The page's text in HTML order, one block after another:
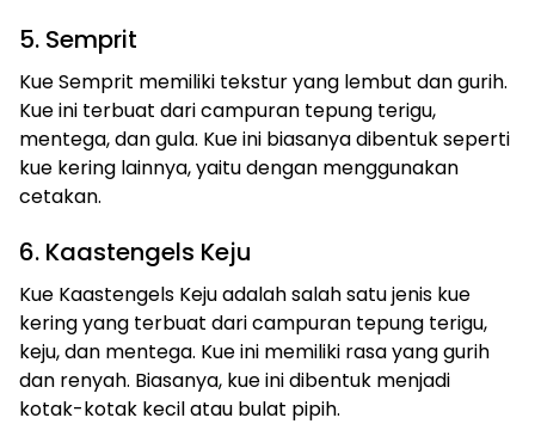
5. Semprit
Kue Semprit memiliki tekstur yang lembut dan gurih.
Kue ini terbuat dari campuran tepung terigu,
mentega, dan gula. Kue ini biasanya dibentuk seperti
kue kering lainnya, yaitu dengan menggunakan
cetakan.
6. Kaastengels Keju
Kue Kaastengels Keju adalah salah satu jenis kue
kering yang terbuat dari campuran tepung terigu,
keju, dan mentega. Kue ini memiliki rasa yang gurih
dan renyah. Biasanya, kue ini dibentuk menjadi
kotak-kotak kecil atau bulat pipih.